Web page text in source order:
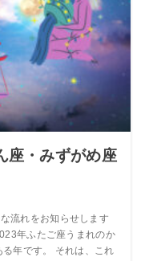
座・みずがめ座
流れをお知らせします
年ふたご座うまれのか
年です。 それは、これ